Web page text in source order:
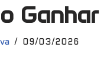
09/03/2026